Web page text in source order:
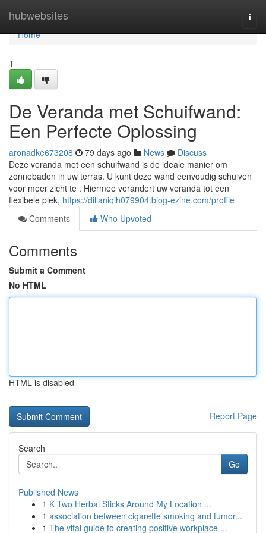
hubwebsites
Home
Home
1
De Veranda met Schuifwand:
Een Perfecte Oplossing
aronadke673208 79 days ago News
Discuss
Deze veranda met een schuifwand is de ideale manier om
zonnebaden in uw terras. U kunt deze wand eenvoudig schuiven
voor meer zicht te . Hiermee verandert uw veranda tot een
flexibele plek, https://dillaniqih079904.blog-ezine.com/profile
Comments
Who Upvoted
Comments
Submit a Comment
No HTML
HTML is disabled
Report Page
Search
Go
Published News
1 K Two Herbal Sticks Around My Location ...
1 association between cigarette smoking and tumor...
1 The vital guide to creating positive workplace ...